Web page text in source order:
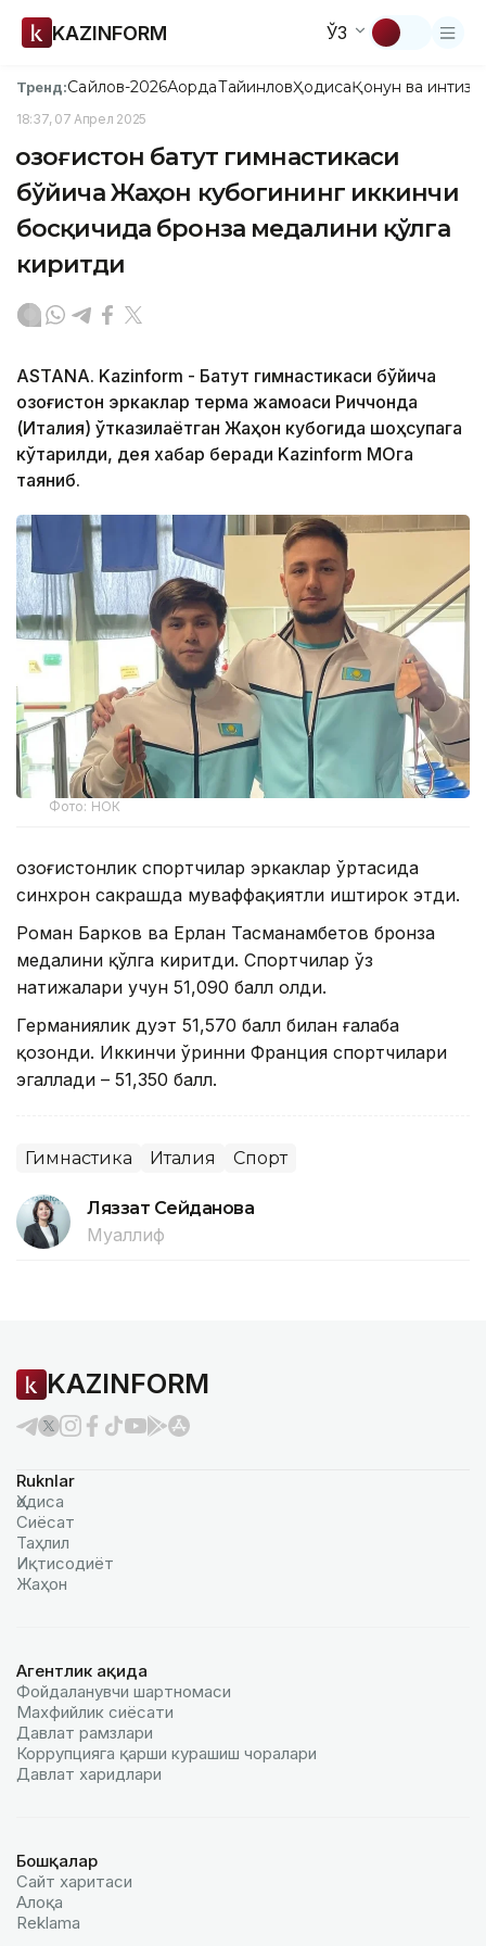
KAZINFORM ЎЗ
Тренд:Сайлов-2026АқордаТайинловҲодисаҚонун ва
18:37, 07 Апрел 2025
Қозоғистон батут гимнастикаси
бўйича Жаҳон кубогининг иккинчи
босқичида бронза медалини қўлга
киритди
ASTANA. Kazinform - Батут гимнастикаси бўйича
Қозоғистон эркаклар терма жамоаси Риччонда
(Италия) ўтказилаётган Жаҳон кубогида шоҳсупага
кўтарилди, дея хабар беради Kazinform МОҚга
таяниб.
Фото: НОК
Қозоғистонлик спортчилар эркаклар ўртасида
синхрон сакрашда муваффақиятли иштирок этди.
Роман Барков ва Ерлан Тасманамбетов бронза
медалини қўлга киритди. Спортчилар ўз
натижалари учун 51,090 балл олди.
Германиялик дуэт 51,570 балл билан ғалаба
қозонди. Иккинчи ўринни Франция спортчилари
эгаллади – 51,350 балл.
Гимнастика Италия Спорт
Ляззат Сейданова
Муаллиф
KAZINFORM
Ruknlar
Ҳодиса
Сиёсат
Таҳлил
Иқтисодиёт
Жаҳон
Агентлик ҳақида
Фойдаланувчи шартномаси
Махфийлик сиёсати
Давлат рамзлари
Коррупцияга қарши курашиш чоралари
Давлат харидлари
Бошқалар
Сайт харитаси
Алоқа
Reklamа